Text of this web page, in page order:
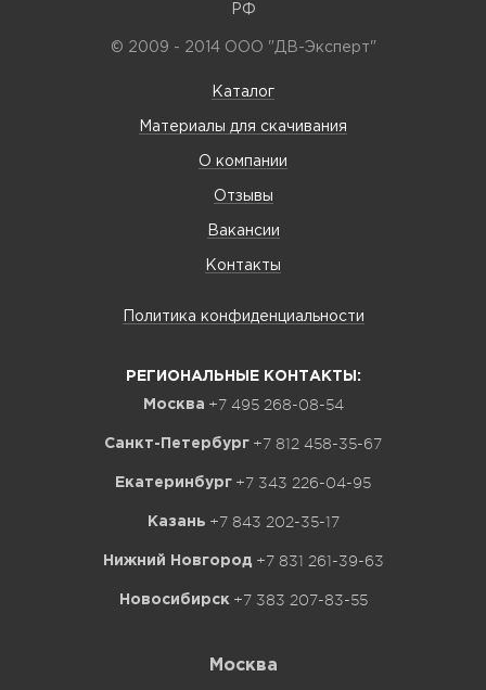
РФ
© 2009 - 2014 ООО "ДВ-Эксперт"
Каталог
Материалы для скачивания
О компании
Отзывы
Вакансии
Контакты
Политика конфиденциальности
РЕГИОНАЛЬНЫЕ КОНТАКТЫ:
Москва +7 495 268-08-54
Санкт-Петербург +7 812 458-35-67
Екатеринбург +7 343 226-04-95
Казань +7 843 202-35-17
Нижний Новгород +7 831 261-39-63
Новосибирск +7 383 207-83-55
Москва